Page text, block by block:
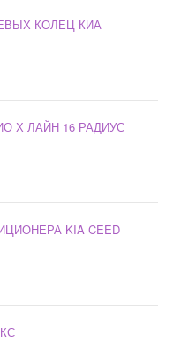
КОЛЕЦ КИА
Х ЛАЙН 16 РАДИУС
KIA CEED